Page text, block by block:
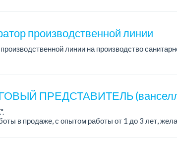
производственной линии
линии на производство
ПРЕДСТАВИТЕЛЬ
в продаже, с опытом работы от 1 до 3 лет,